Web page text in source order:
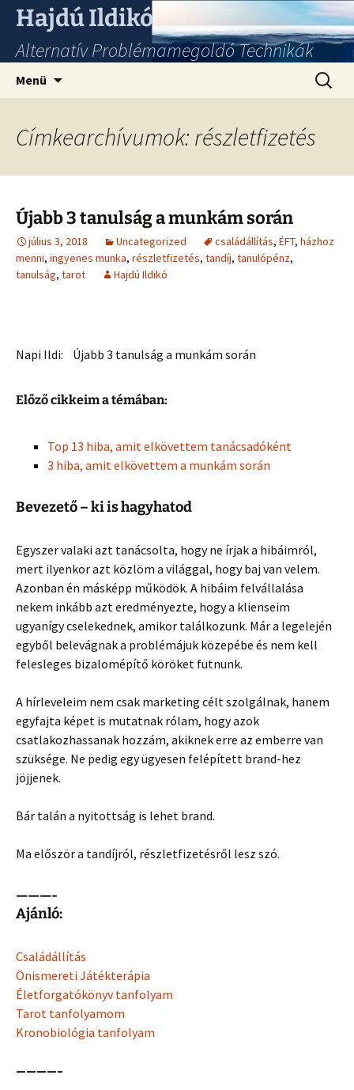
Hajdú Ildikó
Alternatív Problémamegoldó Technikák
Menü
Címkearchívumok: részletfizetés
Újabb 3 tanulság a munkám során
július 3, 2018 Uncategorized családállítás, ÉFT, házhoz
menni, ingyenes munka, részletfizetés, tandíj, tanulópénz,
tanulság, tarot Hajdú Ildikó
Napi Ildi: Újabb 3 tanulság a munkám során
Előző cikkeim a témában:
Top 13 hiba, amit elkövettem tanácsadóként
3 hiba, amit elkövettem a munkám során
Bevezető – ki is hagyhatod
Egyszer valaki azt tanácsolta, hogy ne írjak a hibáimról,
mert ilyenkor azt közlöm a világgal, hogy baj van velem.
Azonban én másképp működök. A hibáim felvállalása
nekem inkább azt eredményezte, hogy a klienseim
ugyanígy cselekednek, amikor találkozunk. Már a legelején
egyből belevágnak a problémájuk közepébe és nem kell
felesleges bizalomépítő köröket futnunk.
A hírleveleim nem csak marketing célt szolgálnak, hanem
egyfajta képet is mutatnak rólam, hogy azok
csatlakozhassanak hozzám, akiknek erre az emberre van
szüksége. Ne pedig egy ügyesen felépített brand-hez
jöjjenek.
Bár talán a nyitottság is lehet brand.
Ma először a tandíjról, részletfizetésről lesz szó.
———-
Ajánló:
Családállítás
Önismereti Játékterápia
Életforgatókönyv tanfolyam
Tarot tanfolyamom
Kronobiológia tanfolyam
————–